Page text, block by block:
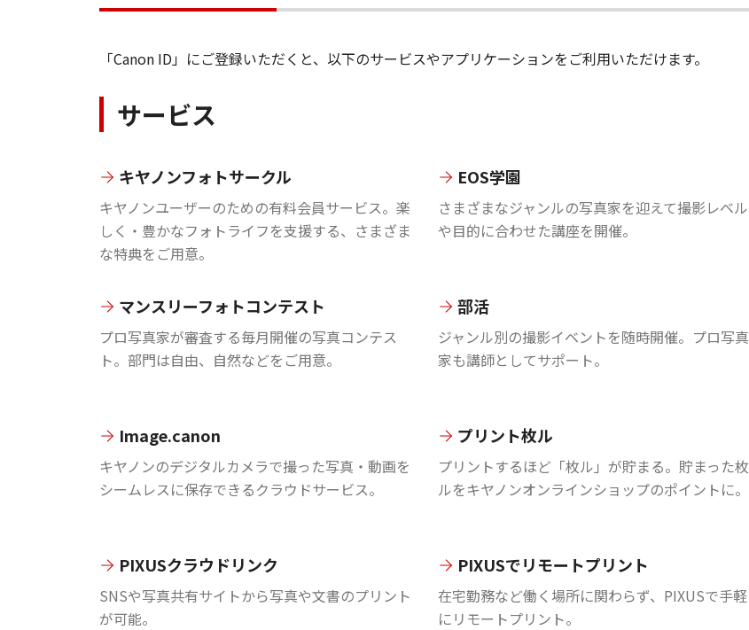
「Canon ID」にご登録いただくと、以下のサービスやアプリケーションをご利用いただけます。
サービス
キヤノンフォトサークル
キヤノンユーザーのための有料会員サービス。楽
しく・豊かなフォトライフを支援する、さまざま
な特典をご用意。
EOS学園
さまざまなジャンルの写真家を迎えて撮影レベル
や目的に合わせた講座を開催。
マンスリーフォトコンテスト
プロ写真家が審査する毎月開催の写真コンテス
ト。部門は自由、自然などをご用意。
部活
ジャンル別の撮影イベントを随時開催。プロ写真
家も講師としてサポート。
Image.canon
キヤノンのデジタルカメラで撮った写真・動画を
シームレスに保存できるクラウドサービス。
プリント枚ル
プリントするほど「枚ル」が貯まる。貯まった枚
ルをキヤノンオンラインショップのポイントに。
PIXUSクラウドリンク
SNSや写真共有サイトから写真や文書のプリント
が可能。
PIXUSでリモートプリント
在宅勤務など働く場所に関わらず、PIXUSで手軽
にリモートプリント。